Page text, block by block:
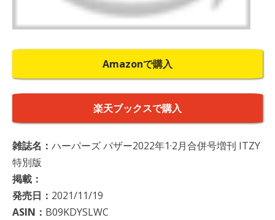
Amazonで購入
楽天ブックスで購入
雑誌名： ハーパーズ バザー2022年1·2月合併号増刊 ITZY
特別版
掲載：
発売日： 2021/11/19
ASIN： B09KDYSLWC